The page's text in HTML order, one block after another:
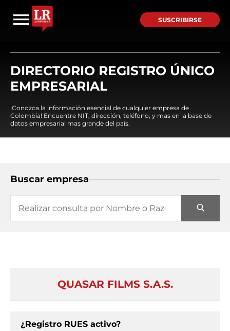
SUSCRIBIRSE
DIRECTORIO REGISTRO ÚNICO
EMPRESARIAL
¡Conozca la información esencial de cualquier empresa de
Colombia! Encuentre NIT, dirección, teléfono, y mas en la base de
datos empresarial mas grande del país.
Buscar empresa
QUASAR FILMS S.A.S.
¿Registro RUES activo?